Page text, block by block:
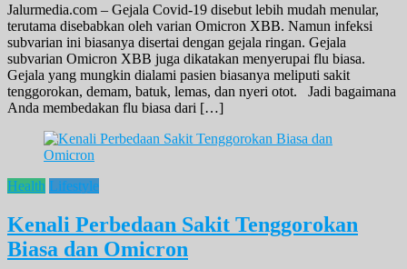
Jalurmedia.com – Gejala Covid-19 disebut lebih mudah menular,
terutama disebabkan oleh varian Omicron XBB. Namun infeksi
subvarian ini biasanya disertai dengan gejala ringan. Gejala
subvarian Omicron XBB juga dikatakan menyerupai flu biasa.
Gejala yang mungkin dialami pasien biasanya meliputi sakit
tenggorokan, demam, batuk, lemas, dan nyeri otot. Jadi bagaimana
Anda membedakan flu biasa dari […]
Health Lifestyle
Kenali Perbedaan Sakit Tenggorokan
Biasa dan Omicron